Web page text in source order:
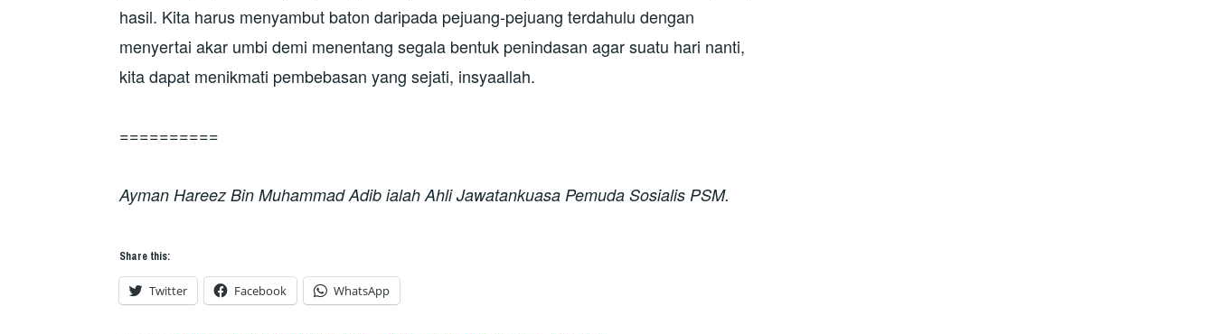
hasil. Kita harus menyambut baton daripada pejuang-pejuang terdahulu dengan
menyertai akar umbi demi menentang segala bentuk penindasan agar suatu hari nanti,
kita dapat menikmati pembebasan yang sejati, insyaallah.
==========
Ayman Hareez Bin Muhammad Adib ialah Ahli Jawatankuasa Pemuda Sosialis PSM.
Share this:
Twitter Facebook WhatsApp